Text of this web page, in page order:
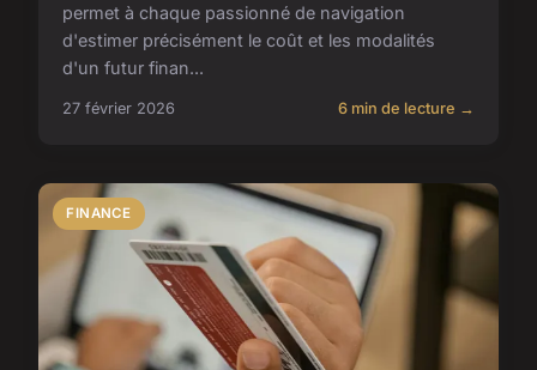
permet à chaque passionné de navigation
d'estimer précisément le coût et les modalités
d'un futur finan...
27 février 2026 6 min de lecture →
FINANCE